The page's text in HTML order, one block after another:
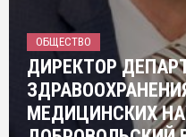
ОБЩЕСТВО
ДИРЕКТОР
МЕДИЦИНСКИХ